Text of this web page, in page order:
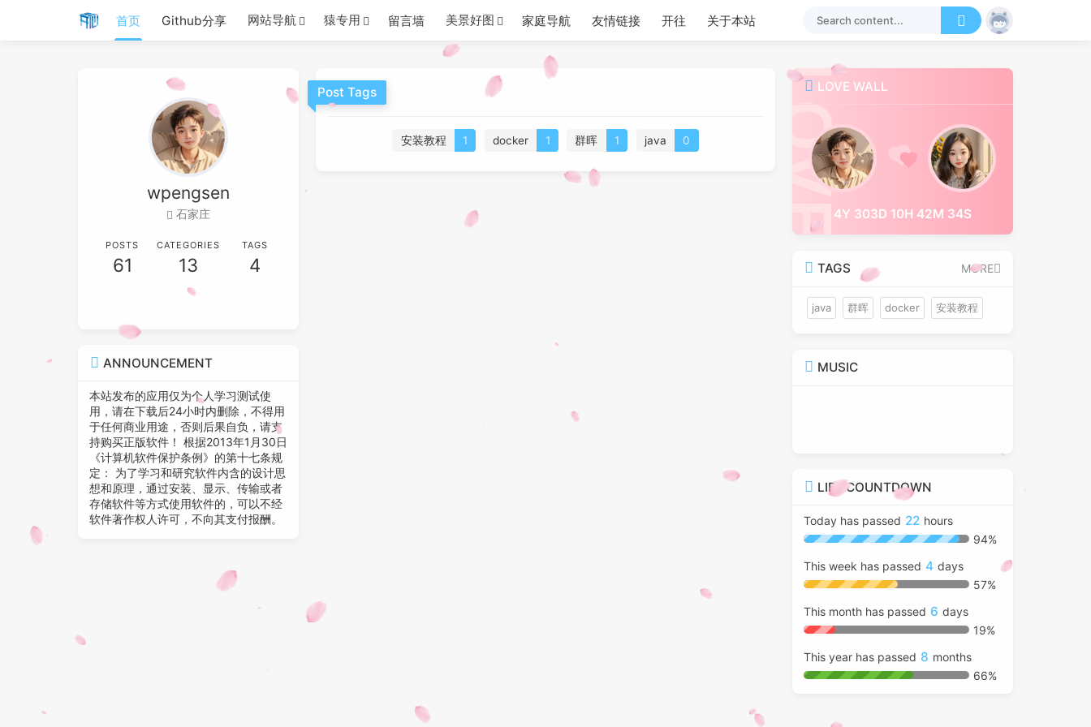
首页 Github分享 网站导航 猿专用 留言墙 美景好图 家庭导航 友情链接 开往 关于本站
Post Tags
安装教程 1 docker 1 群晖 1 java 0
wpengsen
石家庄
POSTS
61
CATEGORIES
13
TAGS
4
ANNOUNCEMENT
本站发布的应用仅为个人学习测试使
用，请在下载后24小时内删除，不得用
于任何商业用途，否则后果自负，请支
持购买正版软件！ 根据2013年1月30日
《计算机软件保护条例》的第十七条规
定： 为了学习和研究软件内含的设计思
想和原理，通过安装、显示、传输或者
存储软件等方式使用软件的，可以不经
软件著作权人许可，不向其支付报酬。
LOVE WALL
4Y 303D 10H 42M 34S
TAGS MORE
java 群晖 docker 安装教程
MUSIC
LIFE COUNTDOWN
Today has passed 22 hours
94%
This week has passed 4 days
57%
This month has passed 6 days
19%
This year has passed 8 months
66%